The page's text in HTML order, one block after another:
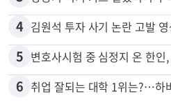
3
4 김원석 투자 사기 논란 고발
5 변호사시험 중 심정지 온 한인,